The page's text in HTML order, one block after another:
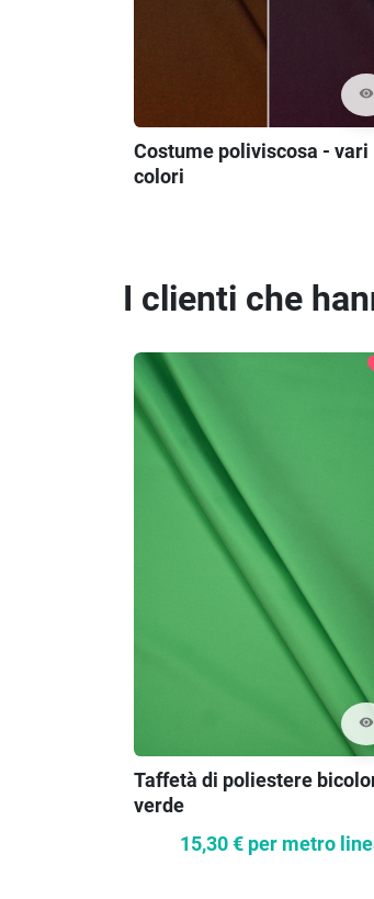
visibility
Costume poliviscosa - vari
colori
I clienti che
visibility
Taffetà di poliestere
verde
15,30 € per metro